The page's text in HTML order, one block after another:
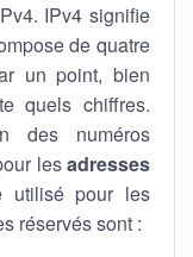
IPv4 signifie
de quatre
un point, bien
quels chiffres.
des numéros
lesadresses
utilisé pour les
réservés sont :